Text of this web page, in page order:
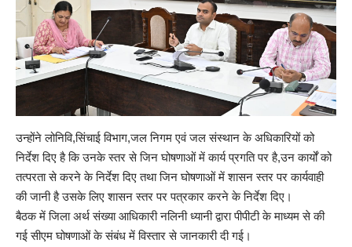
उन्होंने लोनिवि,सिंचाई विभाग,जल निगम एवं जल संस्थान के अधिकारियों को
निर्देश दिए है कि उनके स्तर से जिन घोषणाओं में कार्य प्रगति पर है,उन कार्यों को
तत्परता से करने के निर्देश दिए तथा जिन घोषणाओं में शासन स्तर पर कार्यवाही
की जानी है उसके लिए शासन स्तर पर पत्रकार करने के निर्देश दिए।
बैठक में जिला अर्थ संख्या आधिकारी नलिनी ध्यानी द्वारा पीपीटी के माध्यम से की
गई सीएम घोषणाओं के संबंध में विस्तार से जानकारी दी गई।